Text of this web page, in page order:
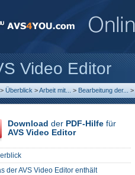
Video Editor
> Überblick >Arbeit mit... > Bearbeitung der... >
Download der PDF-Hilfe für
AVS Video Editor
der AVS Video Editor enthält